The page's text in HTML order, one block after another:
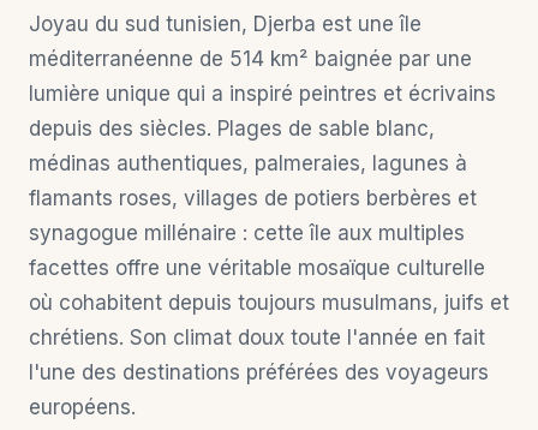
Joyau du sud tunisien, Djerba est une île
méditerranéenne de 514 km² baignée par une
lumière unique qui a inspiré peintres et écrivains
depuis des siècles. Plages de sable blanc,
médinas authentiques, palmeraies, lagunes à
flamants roses, villages de potiers berbères et
synagogue millénaire : cette île aux multiples
facettes offre une véritable mosaïque culturelle
où cohabitent depuis toujours musulmans, juifs et
chrétiens. Son climat doux toute l'année en fait
l'une des destinations préférées des voyageurs
européens.